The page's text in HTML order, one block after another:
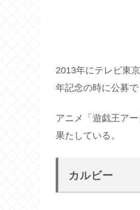
2013年にテレビ東
年記念の時に公募
アニメ「遊戯王ア
果たしている。
カルビー